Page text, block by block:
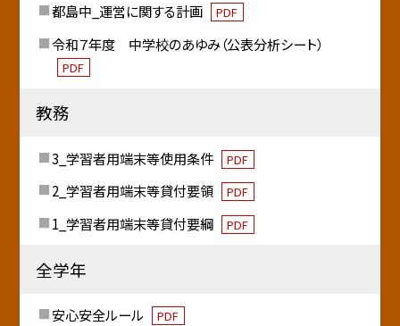
都島中_運営に関する計画
PDF
令和７年度 中学校のあゆみ（公表分析シート）
PDF
教務
3_学習者用端末等使用条件 PDF
2_学習者用端末等貸付要領 PDF
1_学習者用端末等貸付要綱 PDF
全学年
安心安全ルール PDF